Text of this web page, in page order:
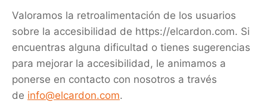
Valoramos la retroalimentación de los usuarios
sobre la accesibilidad de https://elcardon.com. Si
encuentras alguna dificultad o tienes sugerencias
para mejorar la accesibilidad, le animamos a
ponerse en contacto con nosotros a través
de info@elcardon.com.